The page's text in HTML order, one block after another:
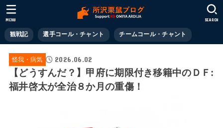
観戦記 選手コール・チャント チームコール・チャント
SEARCH
MENU
怪我・病気 2026.06.02
【どうすんだ？】甲府に期限付き移籍中のＤＦ:
福井啓太が全治８か月の重傷！